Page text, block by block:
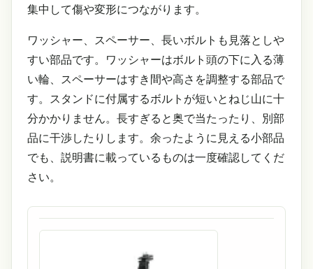
集中して傷や変形につながります。
ワッシャー、スペーサー、長いボルトも見落としや
すい部品です。ワッシャーはボルト頭の下に入る薄
い輪、スペーサーはすき間や高さを調整する部品で
す。スタンドに付属するボルトが短いとねじ山に十
分かかりません。長すぎると奥で当たったり、別部
品に干渉したりします。余ったように見える小部品
でも、説明書に載っているものは一度確認してくだ
さい。